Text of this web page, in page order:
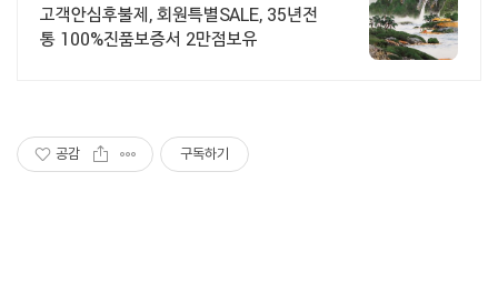
고객안심후불제, 회원특별SALE, 35년전
통 100%진품보증서 2만점보유
공감 구독하기